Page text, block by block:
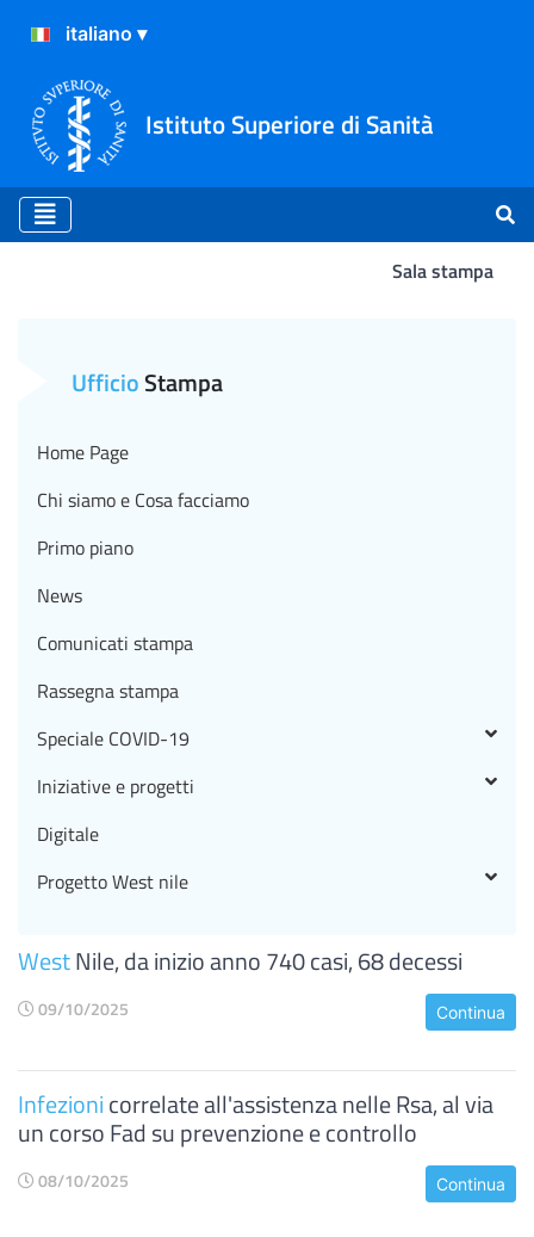
Istituto Superiore di Sanità
Sala stampa
WestNile, da inizio anno 740 casi, 68 decessi
09/10/2025 Continua
Infezionicorrelate all'assistenza nelle Rsa, al via
un corso Fad su prevenzione e controllo
08/10/2025 Continua
UfficioStampa
Home Page
Chi siamo e Cosa facciamo
Primo piano
News
Comunicati stampa
Rassegna stampa
Speciale COVID-19
Iniziative e progetti
Digitale
Progetto West nile